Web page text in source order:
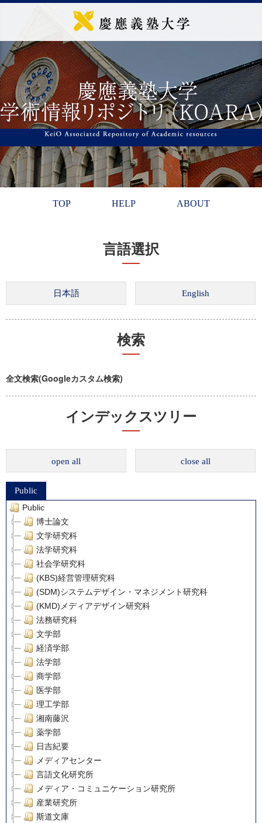
TOP HELP ABOUT
言語選択
検索
全文検索(Googleカスタム検索)
インデックスツリー
open all close all
Public
Public
博士論文
文学研究科
法学研究科
社会学研究科
(KBS)経営管理研究科
(SDM)システムデザイン・マネジメント研究科
(KMD)メディアデザイン研究科
法務研究科
文学部
経済学部
法学部
商学部
医学部
理工学部
湘南藤沢
薬学部
日吉紀要
メディアセンター
言語文化研究所
メディア・コミュニケーション研究所
産業研究所
斯道文庫